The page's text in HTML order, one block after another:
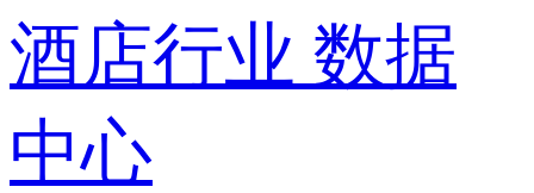
酒店行业 数据
中心